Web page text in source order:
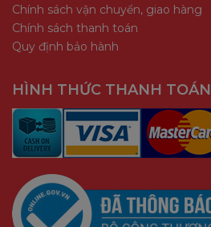
Chính sách vận chuyển, giao hàng
Chính sách thanh toán
Quy định bảo hành
HÌNH THỨC THANH TOÁN